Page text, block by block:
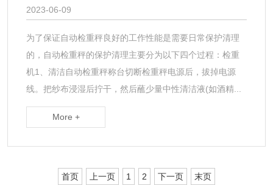
2023-06-09
为了保证自动检重秤良好的工作性能是需要日常保护清理
的，自动检重秤的保护清理主要分为以下四个过程：检重
机1、清洁自动检重秤称台切断检重秤电源后，拔掉电源
线。把纱布浸湿后拧干，然后蘸少量中性清洁液(如酒精...
More +
首页 上一页 1 2 下一页 末页